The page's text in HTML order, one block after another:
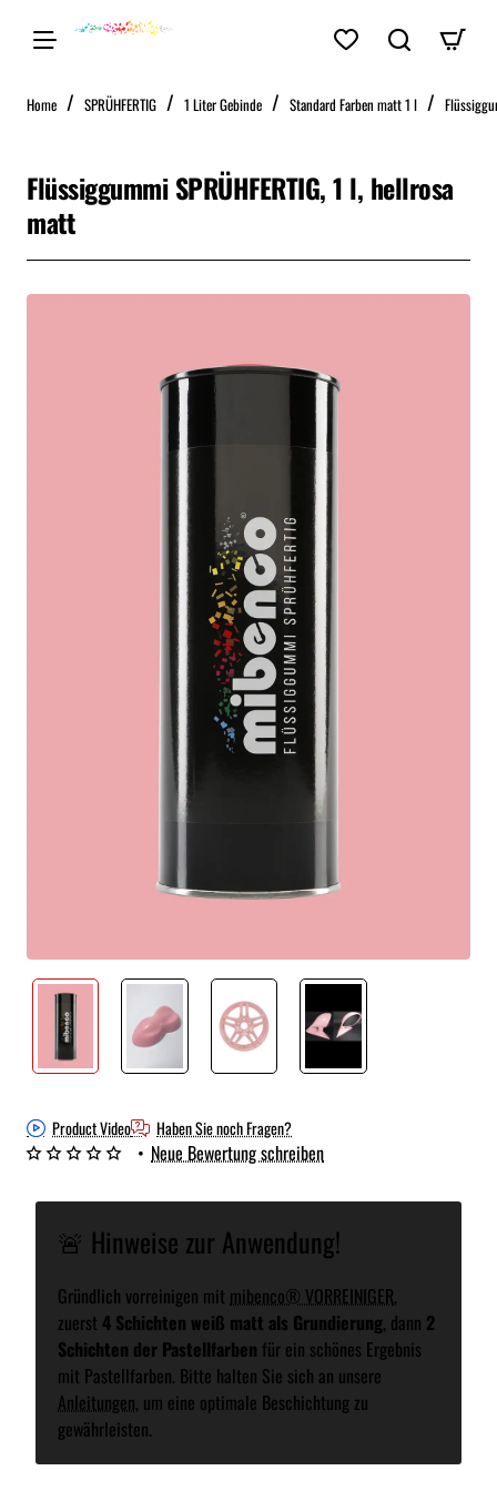
Home home SPRÜHFERTIG 1 Liter Gebinde Standard Farben matt 1 l
Flüssiggummi SPRÜHFERTIG, 1 l, hellrosa
matt
Product Video Haben Sie noch Fragen?
🚨 Hinweise zur Anwendung!
Gründlich vorreinigen mit mibenco® VORREINIGER,
zuerst 4 Schichten weiß matt als Grundierung, dann 2
Schichten der Pastellfarben für ein schönes Ergebnis
mit Pastellfarben. Bitte halten Sie sich an unsere
Anleitungen, um eine optimale Beschichtung zu
gewährleisten.
• Neue Bewertung schreiben